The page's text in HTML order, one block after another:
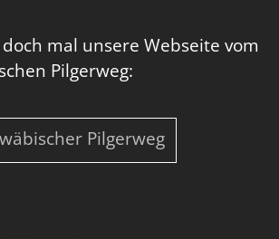
mal unsere Webseite vom
Pilgerweg:
Pilgerweg